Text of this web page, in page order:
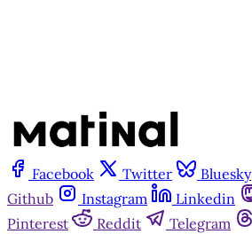
Facebook Twitter Bluesky
Github
Instagram Linkedin
Pinterest
Reddit Telegram